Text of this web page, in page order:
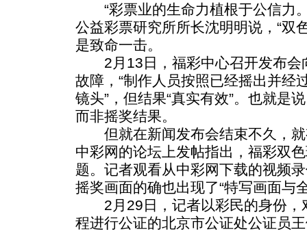
“彩票业的生命力植根于公信力
公益彩票研究所所长沈明明说，“双
是致命一击。
2月13日，福彩中心召开发布会
故障，“制作人员按照已经摇出并经
镜头”，但结果“真实有效”。也就是
而非摇奖结果。
但就在新闻发布会结束不久，就
中彩网的论坛上发帖指出，福彩双
题。记者观看从中彩网下载的视频
摇奖画面的确也出现了“特写画面与
2月29日，记者以彩民的身份，
程进行公证的北京市公证处公证员